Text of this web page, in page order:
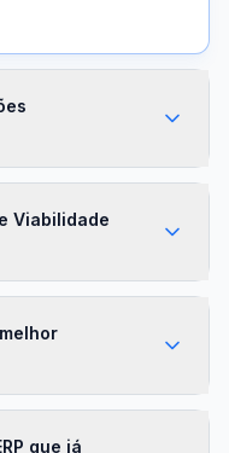
criamos
sob demanda.
Viabilidade
score de viabilidade
relatório completo
cruza fluxo
que já